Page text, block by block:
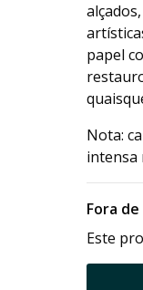
papel
Nota:
intensa
Fora
Este